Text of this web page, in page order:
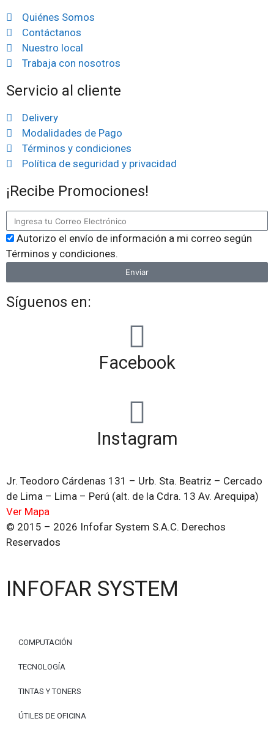
Quiénes Somos
Contáctanos
Nuestro local
Trabaja con nosotros
Servicio al cliente
Delivery
Modalidades de Pago
Términos y condiciones
Política de seguridad y privacidad
¡Recibe Promociones!
Autorizo el envío de información a mi correo según
Términos y condiciones.
Enviar
Síguenos en:
Facebook
Instagram
Jr. Teodoro Cárdenas 131 – Urb. Sta. Beatriz – Cercado
de Lima – Lima – Perú (alt. de la Cdra. 13 Av. Arequipa)
Ver Mapa
© 2015 – 2026 Infofar System S.A.C. Derechos
Reservados
INFOFAR SYSTEM
COMPUTACIÓN
TECNOLOGÍA
TINTAS Y TONERS
ÚTILES DE OFICINA